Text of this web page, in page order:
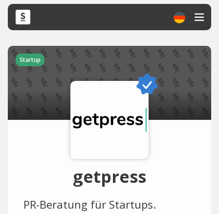
Startup
getpress
PR-Beratung für Startups.